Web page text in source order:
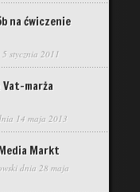
na ćwiczenie
stycznia 2011
Vat-marża
14 maja 2013
Markt
dnia 28 maja